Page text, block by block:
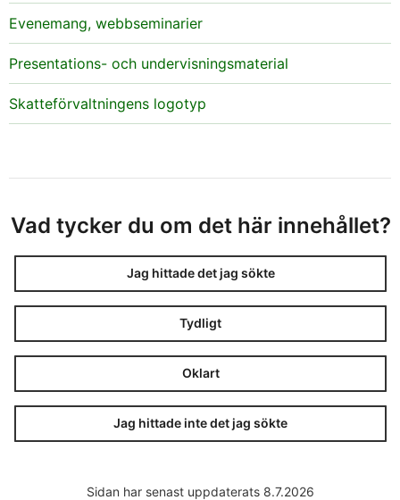
Evenemang, webbseminarier
Presentations- och undervisningsmaterial
Skatteförvaltningens logotyp
Vad tycker du om det här innehållet?
Jag hittade det jag sökte
Tydligt
Oklart
Jag hittade inte det jag sökte
Sidan har senast uppdaterats 8.7.2026